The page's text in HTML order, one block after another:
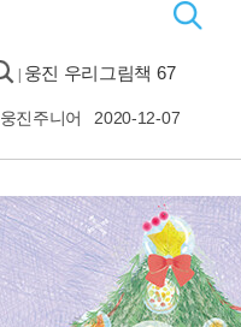
웅진 우리그림책 67
웅진주니어 2020-12-07